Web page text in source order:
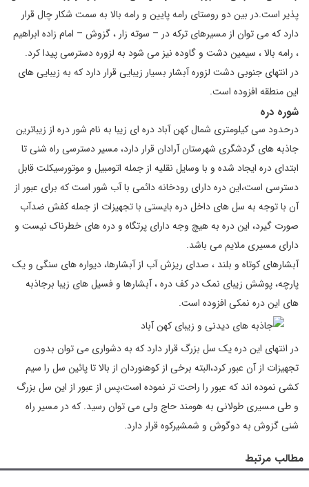
پذیر است.در بین دو روستای رامه پایین و رامه بالا به سمت شکار چال قرار
دارد که می توان از مسیرهای ترکه در – سوته زار ، گزوش – امام زاده ابراهیم
، رامه بالا ، سیمین دشت و گاوده نیز می شود به لزوره دسترسی پیدا کرد.
در انتهای جنوبی دشت لزوره آبشار بسیار زیبایی قرار دارد که به زیبایی های
این منطقه افزوده است.
شوره دره
درحدود سی کیلومتری شمال کهن آباد دره ای زیبا به نام شور دره از زیباترین
جاذبه های گردشگری شهرستان آرادان قرار دارد، مسیر دسترسی راه شنی تا
ابتدای دره ایجاد شده و با وسایل نقلیه از جمله اتومبیل و موتورسیکلت قابل
دسترسی است،این دره دارای رودخانه دائمی با آب شور است که برای عبور از
آن با توجه به سل های داخل دره بایستی با تجهیزات از جمله کفش ضدآب
صورت گیرد، این دره به هیچ وجه دارای پرتگاه و دره های خطرناک نیست و
دارای مسیری ملایم می باشد.
آبشارهای کوتاه و بلند ، صدای ریزش آب از آبشارها، دیواره های سنگی و یک
پارچه، پوشش زیبای نمک در کف دره ، آبشارها و فسیل های زیبا برجاذبه
های این دره نمکی افزوده است.
در انتهای این دره یک سل بزرگ قرار دارد که به دشواری می توان بدون
تجهیزات از آن عبور کرد،البته برخی از کوهنوردان از بالا تا پائین سل را سیم
کشی نموده اند که عبور را راحت تر نموده است،پس از عبور از این سل بزرگ
و طی مسیری طولانی به هومند حاج ولی می توان رسید. که در مسیر راه
شنی گزوش به دوگوش و شمشیرکوه قرار دارد.
مطالب مرتبط